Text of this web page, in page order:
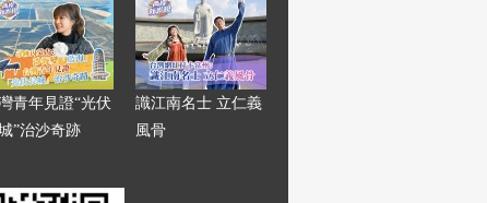
青年見證“光伏
”治沙奇跡
識江南名士 立仁義
風骨